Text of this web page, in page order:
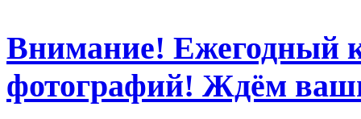
Внимание! Ежегодный
фотографий! Ждём